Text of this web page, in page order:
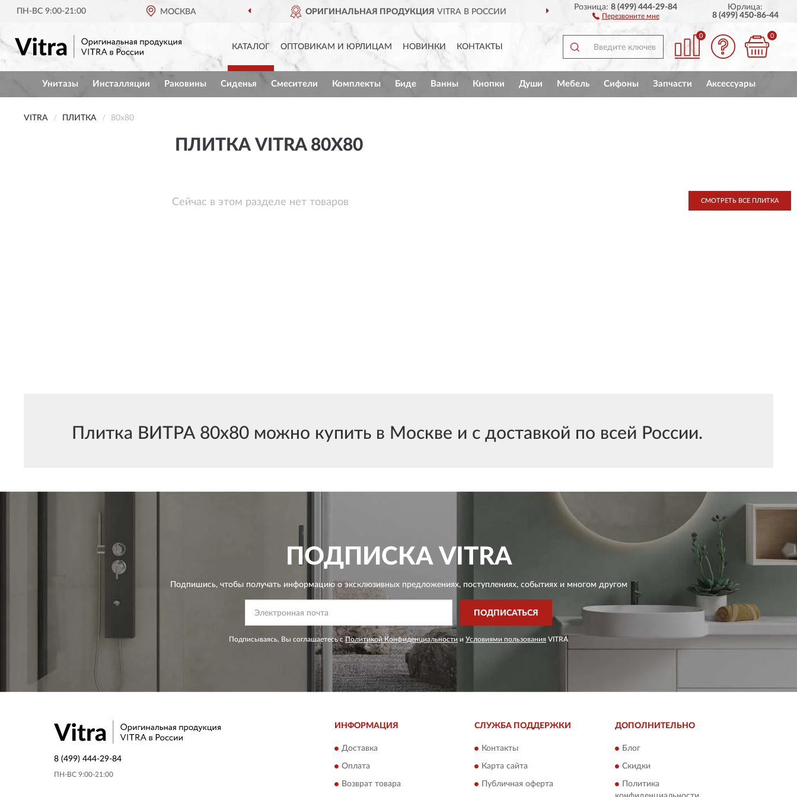
ПН-ВС 9:00-21:00 МОСКВА ОРИГИНАЛЬНАЯ ПРОДУКЦИЯ VITRA В РОССИИ ДОСТАВИМ ПО ВСЕЙ РОССИИ
Розница:8 (499) 444-29-84
Перезвоните мне
Юрлица:
8 (499) 450-86-44
КАТАЛОГ ОПТОВИКАМ И ЮРЛИЦАМ НОВИНКИ КОНТАКТЫ
0 0
Унитазы Инсталляции Раковины Сиденья Смесители Комплекты Биде Ванны Кнопки Души Мебель Сифоны Запчасти Аксессуары
VITRA ПЛИТКА 80x80
ПЛИТКА VITRA 80X80
Сейчас в этом разделе нет товаров СМОТРЕТЬ ВСЕ ПЛИТКА
Плитка ВИТРА 80x80 можно купить в Москве и с доставкой по всей России.
ПОДПИСКАVITRA
Подпишись, чтобы получать информацию о эксклюзивных предложениях,поступлениях, событиях и многом другом
ПОДПИСАТЬСЯ
Подписываясь, Вы соглашаетесь сПолитикой Конфиденциальности и Условиями пользования VITRA
8 (499) 444-29-84
ПН-ВС 9:00-21:00
ИНФОРМАЦИЯ
Доставка
Оплата
Возврат товара
СЛУЖБА ПОДДЕРЖКИ
Контакты
Карта сайта
Публичная оферта
ДОПОЛНИТЕЛЬНО
Блог
Скидки
Политика